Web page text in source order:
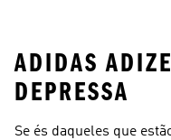
ADIDAS
DEPRESSA
Se és daqueles que